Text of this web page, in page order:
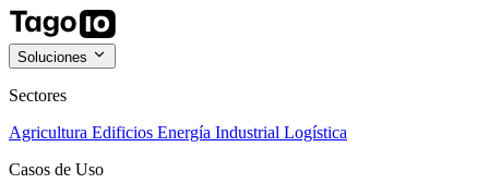
Soluciones
Sectores
Agricultura Edificios Energía Industrial Logística
Casos de Uso